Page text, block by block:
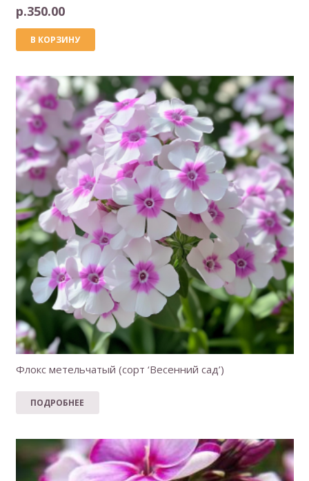
р.350.00
В КОРЗИНУ
Флокс метельчатый (сорт ‘Весенний сад’)
ПОДРОБНЕЕ